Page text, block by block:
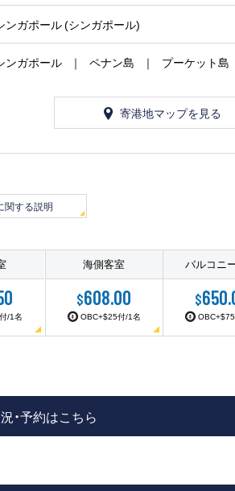
ンガポール (シンガポール)
ンガポール ペナン島 プーケット島
寄港地マップを見る
関する説明
/1名
海側客室
$608.00
OBC+$25付/1名
バルコニ
$
・予約はこちら